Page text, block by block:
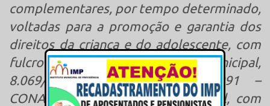
complementares, por tempo determinado,
voltadas para a promoção e garantia dos
direitos da criança e do adolescente, com
fulcro nas Leis n.º 1.949/2021 – Municipal,
8.069/1990 – Federal, 8.242/1991 –
CONANDA e 13.019/2014 – Federal, com